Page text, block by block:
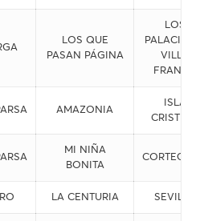
LOS QUE
PASAN PÁGINA
LOS
PALACIOS Y
VILLA
FRANCA
AMAZONIA
ISLA
CRISTINA
MI NIÑA
BONITA
CORTEGANA
LA CENTURIA SEVILLA